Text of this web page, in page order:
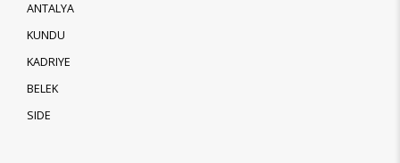
ANTALYA
KUNDU
KADRIYE
BELEK
SIDE